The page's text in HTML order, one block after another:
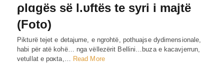
ρlɑgës së l.υftës te syri i majtë
(Foto)
Pikturë tejet e detajume, e ngrohtë, pothuajse dydimensionale,
habi për atë kohë… nga vëllezërit Bellini…buza e kacavjerrun,
vetullat e pɑκta,… Read More